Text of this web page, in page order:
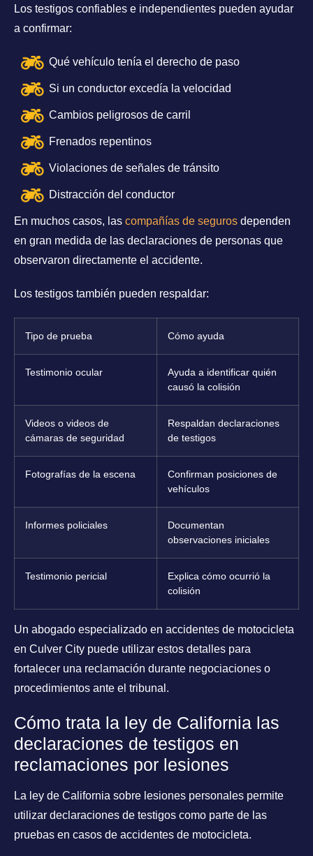
Los testigos confiables e independientes pueden ayudar
a confirmar:
Qué vehículo tenía el derecho de paso
Si un conductor excedía la velocidad
Cambios peligrosos de carril
Frenados repentinos
Violaciones de señales de tránsito
Distracción del conductor
En muchos casos, las compañías de seguros dependen
en gran medida de las declaraciones de personas que
observaron directamente el accidente.
Los testigos también pueden respaldar:
Tipo de prueba Cómo ayuda
Testimonio ocular
Ayuda a identificar quién
causó la colisión
Videos o videos de
cámaras de seguridad
Respaldan declaraciones
de testigos
Fotografías de la escena
Confirman posiciones de
vehículos
Informes policiales
Documentan
observaciones iniciales
Testimonio pericial
Explica cómo ocurrió la
colisión
Un abogado especializado en accidentes de motocicleta
en Culver City puede utilizar estos detalles para
fortalecer una reclamación durante negociaciones o
procedimientos ante el tribunal.
Cómo trata la ley de California las
declaraciones de testigos en
reclamaciones por lesiones
La ley de California sobre lesiones personales permite
utilizar declaraciones de testigos como parte de las
pruebas en casos de accidentes de motocicleta.